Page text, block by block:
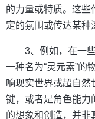
的力量或特质。这些
定的氛围或传达某种
3、例如，在一
一种名为“灵元素”的
响现实世界或超自然
键，或者是角色能力
的想象和创造，并非